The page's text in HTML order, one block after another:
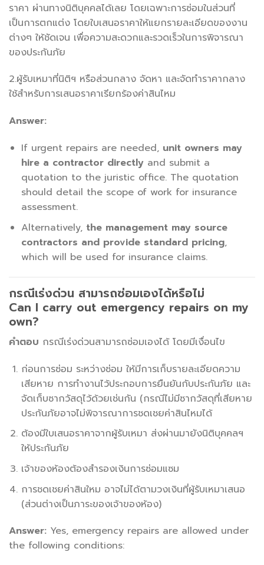
ราคา ผ่านทางนิติบุคคลได้เลย โดยเฉพาะการซ่อมในส่วนที่
เป็นการตกแต่ง โดยใบเสนอราคาให้แยกรายละเอียดของงาน
ต่างๆ ให้ชัดเจน เพื่อความสะดวกและรวดเร็วในการพิจารณา
ของประกันภัย
2.ผู้รับเหมาที่นิติฯ หรือส่วนกลาง จัดหา และจัดทำราคากลาง
ใช้สำหรับการเสนอราคาเรียกร้องค่าสินไหม
Answer:
If urgent repairs are needed, unit owners may
hire a contractor directlyand submit a
quotation to the juristic office. The quotation
should detail the scope of work for insurance
assessment.
Alternatively, the management may source
contractors and provide standard pricing,
which will be used for insurance claims.
กรณีเร่งด่วน สามารถซ่อมเองได้หรือไม่
Can I carry out emergency repairs on my
own?
คำตอบ กรณีเร่งด่วนสามารถซ่อมเองได้ โดยมีเงื่อนไข
ก่อนการซ่อม ระหว่างซ่อม ให้มีการเก็บรายละเอียดความ
เสียหาย การทำงานไว้ประกอบการยืนยันกับประกันภัย และ
จัดเก็บซากวัสดุไว้ด้วยเช่นกัน (กรณีไม่มีซากวัสดุที่เสียหาย
ประกันภัยอาจไม่พิจารณาการชดเชยค่าสินไหมได้
ต้องมีใบเสนอราคาจากผู้รับเหมา ส่งผ่านมายังนิติบุคคลฯ
ให้ประกันภัย
เจ้าของห้องต้องสำรองเงินการซ่อมแซม
การชดเชยค่าสินใหม อาจไม่ได้ตามวงเงินที่ผู้รับเหมาเสนอ
(ส่วนต่างเป็นภาระของเจ้าของห้อง)
Answer: Yes, emergency repairs are allowed under
the following conditions: